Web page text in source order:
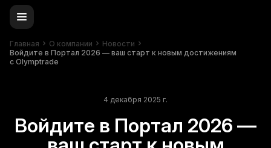
Главная О компании
Новости
Войдите в Портал 2026 — ваш старт к новым достижениям
с Olymptrade
4 декабря 2025 г.
Войдите в Портал 2026 —